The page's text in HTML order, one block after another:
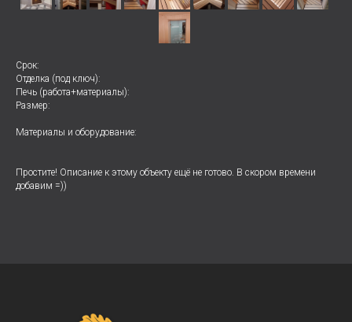
Срок:
Отделка (под ключ):
Печь (работа+материалы):
Размер:
Материалы и оборудование:
Простите! Описание к этому объекту ещё не готово. В скором времени
добавим =))